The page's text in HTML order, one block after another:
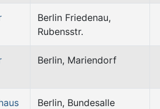
Berlin Friedenau,
Rubensstr.
Berlin, Mariendorf
Berlin, Bundesalle